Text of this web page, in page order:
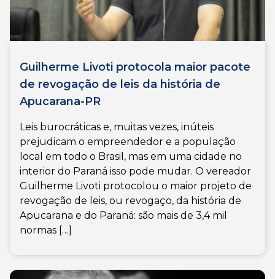
Guilherme Livoti protocola maior pacote
de revogação de leis da história de
Apucarana-PR
Leis burocráticas e, muitas vezes, inúteis
prejudicam o empreendedor e a população
local em todo o Brasil, mas em uma cidade no
interior do Paraná isso pode mudar. O vereador
Guilherme Livoti protocolou o maior projeto de
revogação de leis, ou revogaço, da história de
Apucarana e do Paraná: são mais de 3,4 mil
normas […]